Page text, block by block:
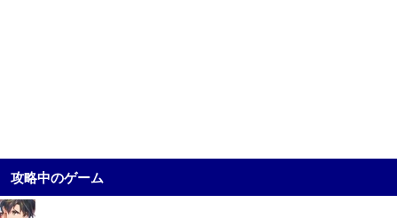
攻略中のゲーム